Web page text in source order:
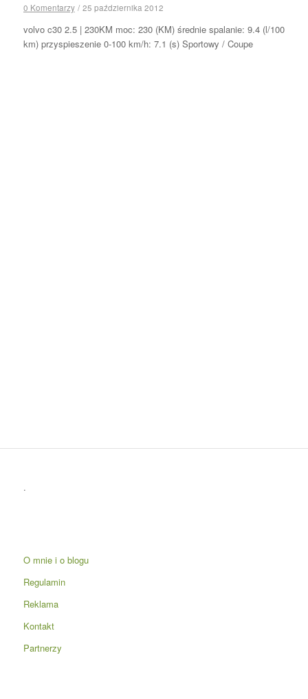
0 Komentarzy / 25 października 2012
volvo c30 2.5 | 230KM moc: 230 (KM) średnie spalanie: 9.4 (l/100
km) przyspieszenie 0-100 km/h: 7.1 (s) Sportowy / Coupe
.
O mnie i o blogu
Regulamin
Reklama
Kontakt
Partnerzy